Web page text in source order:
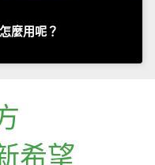
麼用呢？
希望